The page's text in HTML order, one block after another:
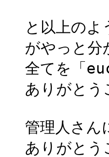
と以上の
がやっと分
全てを「
ありがとう
管理人さん
ありがとう